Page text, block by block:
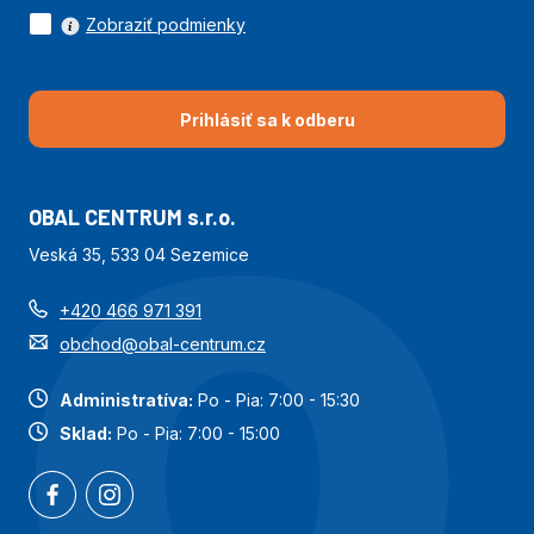
Prihlásiť sa k odberu
Zobraziť podmienky
OBAL CENTRUM s.r.o.
Veská 35, 533 04 Sezemice
+420 466 971 391
obchod@obal-centrum.cz
Administratíva: Po - Pia: 7:00 - 15:30
Sklad: Po - Pia: 7:00 - 15:00